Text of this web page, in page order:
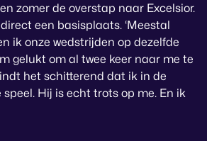
zomer de overstap naar Excelsior.
een basisplaats. ‘Meestal
ik onze wedstrijden op dezelfde
gelukt om al twee keer naar me te
het schitterend dat ik in de
speel. Hij is echt trots op me. En ik